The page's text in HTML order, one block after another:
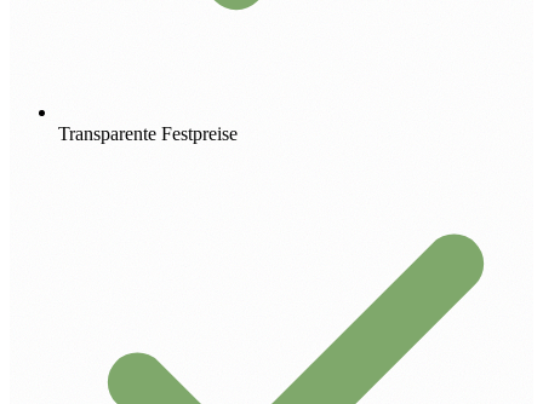
Transparente Festpreise